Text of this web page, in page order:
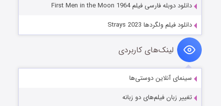
دانلود دوبله فارسی فیلم First Men in the Moon 1964
دانلود فیلم ولگردها Strays 2023
لینک‌های کاربردی
سینمای آنلاین دوستی‌ها
تغییر زبان فیلم‌های دو زبانه